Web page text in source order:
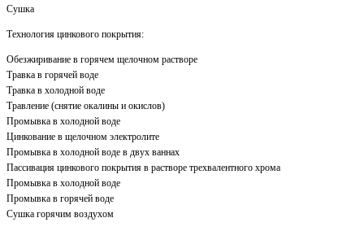
Сушка
Технология цинкового покрытия:
Обезжиривание в горячем щелочном растворе
Травка в горячей воде
Травка в холодной воде
Травление (снятие окалины и окислов)
Промывка в холодной воде
Цинкование в щелочном электролите
Промывка в холодной воде в двух ваннах
Пассивация цинкового покрытия в растворе трехвалентного хрома
Промывка в холодной воде
Промывка в горячей воде
Сушка горячим воздухом